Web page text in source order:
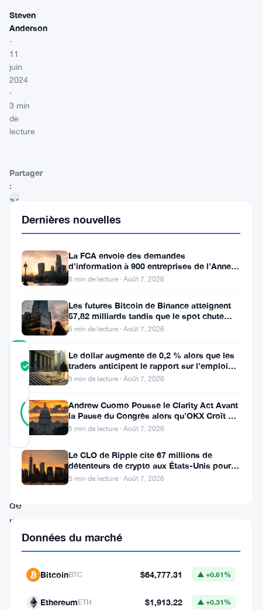
Steven
Anderson
·
11
juin
2024
·
3 min
de
lecture
Partager
:
Suivre sur Google News
COMMUNITY
TRUST
SCORE
Vérifié
85%
RÉEL
Vérifié
votes
Mis à jour 2 ans il y a
Dans
l’immensité
de
l’océan
des
Dernières nouvelles
La FCA envoie des demandes
d’information à 900 entreprises de l’Annexe
1 contre le blanchiment
6 min de lecture · Août 7, 2026
Les futures Bitcoin de Binance atteignent
57,82 milliards tandis que le spot chute
huit fois
6 min de lecture · Août 7, 2026
Le dollar augmente de 0,2 % alors que les
traders anticipent le rapport sur l’emploi
aux États-Unis
5 min de lecture · Août 7, 2026
Andrew Cuomo Pousse le Clarity Act Avant
la Pause du Congrès alors qu’OKX Croît en
Europe
5 min de lecture · Août 7, 2026
Le CLO de Ripple cite 67 millions de
détenteurs de crypto aux États-Unis pour
faire avancer la loi CLARITY
5 min de lecture · Août 7, 2026
Données du marché
BitcoinBTC $64,777.31 ▲ +0.61%
EthereumETH $1,913.22 ▲ +0.31%